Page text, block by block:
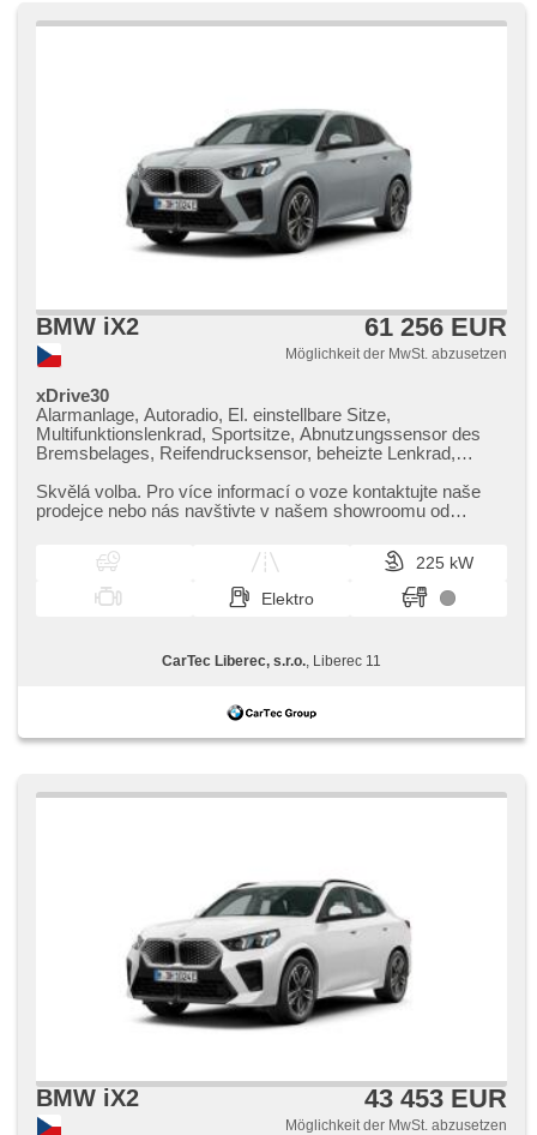
BMW iX2 61 256 EUR
Möglichkeit der MwSt. abzusetzen
xDrive30
Alarmanlage, Autoradio, El. einstellbare Sitze,
Multifunktionslenkrad, Sportsitze, Abnutzungssensor des
Bremsbelages, Reifendrucksensor, beheizte Lenkrad,
odemykání, bezklíčové startování, beheizte Sitze,
Fahrgestell Steifheitsregelung, Blind Spot Anzeige,
Skvělá volba. Pro více informací o voze kontaktujte naše
prodejce nebo nás navštivte v našem showroomu od
225 kW
Elektro
CarTec Liberec, s.r.o. , Liberec 11
BMW iX2 43 453 EUR
Möglichkeit der MwSt. abzusetzen